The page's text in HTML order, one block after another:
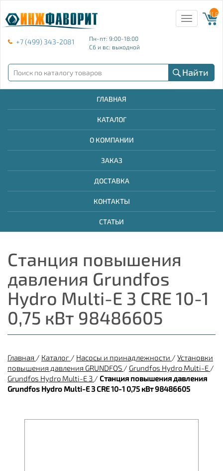
+7 (499) 343-2081
Пн-пт: 9:00-18:00
Сб и вс: выходной
Toggle
navigation
{{
Найти
ГЛАВНАЯ
КАТАЛОГ
О КОМПАНИИ
ЗАКАЗ
ДОСТАВКА
КОНТАКТЫ
СТАТЬИ
Станция повышения
давления Grundfos
Hydro Multi-E 3 CRE 10-1
0,75 кВт 98486605
Главная / Каталог / Насосы и принадлежности / Установки
повышения давления GRUNDFOS / Grundfos Hydro Multi-E /
Grundfos Hydro Multi-E 3 / Станция повышения давления
Grundfos Hydro Multi-E 3 CRE 10-1 0,75 кВт 98486605